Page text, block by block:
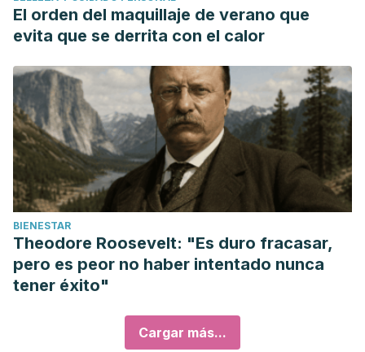
El orden del maquillaje de verano que
evita que se derrita con el calor
BIENESTAR
Theodore Roosevelt: "Es duro fracasar,
pero es peor no haber intentado nunca
tener éxito"
Cargar más...